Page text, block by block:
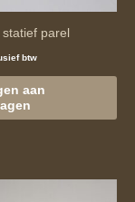
statief parel
btw
aan